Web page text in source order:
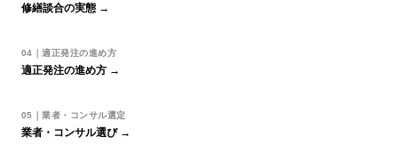
修繕談合の実態 →
04｜適正発注の進め方
適正発注の進め方 →
05｜業者・コンサル選定
業者・コンサル選び →